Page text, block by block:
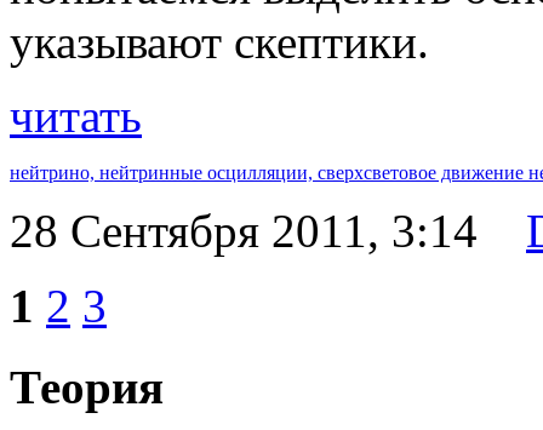
указывают скептики.
читать
нейтрино, нейтринные осцилляции, сверхсветовое движение
28 Сентября 2011, 3:14
1 2 3
Теория